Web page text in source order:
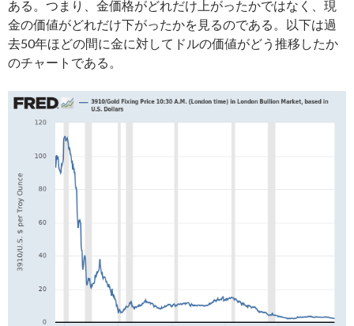
ある。つまり、金価格がどれだけ上がったかではなく、現
金の価値がどれだけ下がったかを見るのである。以下は過
去50年ほどの間に金に対してドルの価値がどう推移したか
のチャートである。